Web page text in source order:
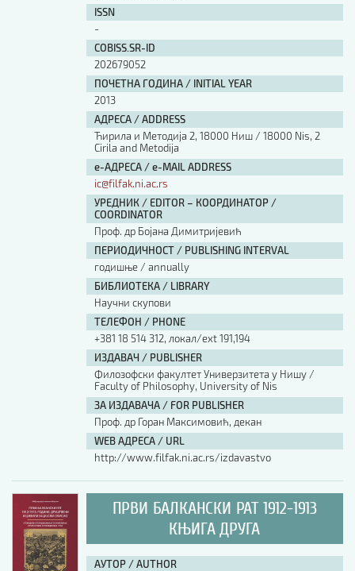
ISSN
-
COBISS.SR-ID
202679052
ПОЧЕТНА ГОДИНА / INITIAL YEAR
2013
АДРЕСА / ADDRESS
Ћирила и Методија 2, 18000 Ниш / 18000 Nis, 2
Cirila and Metodija
е-АДРЕСА / e-MAIL ADDRESS
ic@filfak.ni.ac.rs
УРЕДНИК / EDITOR – КООРДИНАТОР /
COORDINATOR
Проф. др Бојана Димитријевић
ПЕРИОДИЧНОСТ / PUBLISHING INTERVAL
годишње / annually
БИБЛИОТЕКА / LIBRARY
Научни скупови
ТЕЛЕФОН / PHONE
+381 18 514 312, локал/ext 191,194
ИЗДАВАЧ / PUBLISHER
Филозофски факултет Универзитета у Нишу /
Faculty of Philosophy, University of Nis
ЗА ИЗДАВАЧА / FOR PUBLISHER
Проф. др Горан Максимовић, декан
WEB АДРЕСА / URL
http://www.filfak.ni.ac.rs/izdavastvo
ПРВИ БАЛКАНСКИ РАТ 1912-1913
КЊИГА ДРУГА
АУТОР / AUTHOR